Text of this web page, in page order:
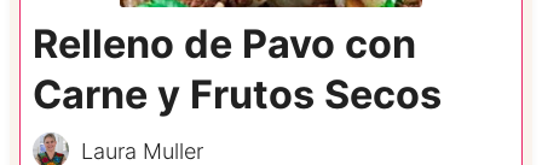
Relleno de Pavo con
Carne y Frutos Secos
Laura Muller